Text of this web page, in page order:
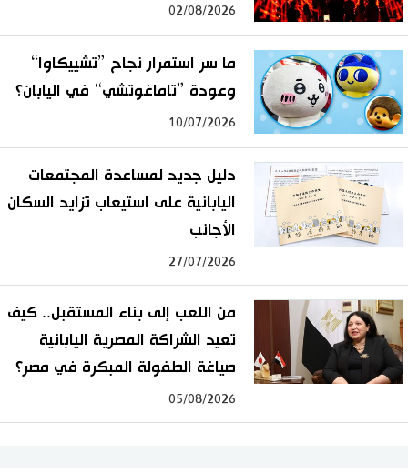
02/08/2026
ما سر استمرار نجاح ”تشييكاوا“
وعودة ”تاماغوتشي“ في اليابان؟
10/07/2026
دليل جديد لمساعدة المجتمعات
اليابانية على استيعاب تزايد السكان
الأجانب
27/07/2026
من اللعب إلى بناء المستقبل.. كيف
تعيد الشراكة المصرية اليابانية
صياغة الطفولة المبكرة في مصر؟
05/08/2026